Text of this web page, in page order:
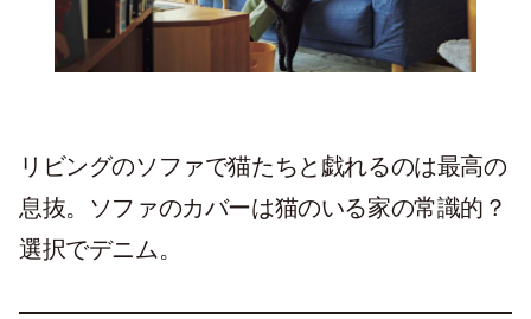
リビングのソファで猫たちと戯れるのは最高の
息抜。ソファのカバーは猫のいる家の常識的？
選択でデニム。